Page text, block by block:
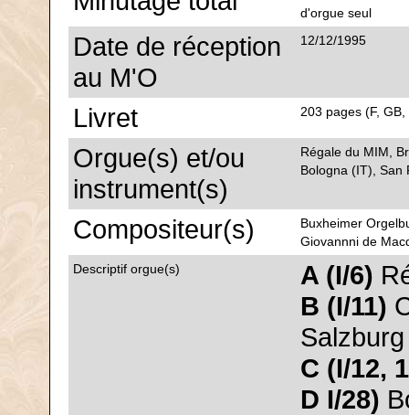
d'orgue seul
Date de réception
au M'O
12/12/1995
Livret 203 pages (F,
Orgue(s) et/ou
instrument(s)
Régale du MIM,
Bologna (IT), San
Compositeur(s)
Buxheimer
Giovannni de
Descriptif orgue(s)
A (I/6)
B (I/11)
C (I/12,
D I/28)